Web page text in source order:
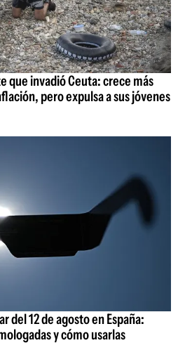
que invadió Ceuta: crece más
pero expulsa a sus jóvenes
del 12 de agosto en España:
y cómo usarlas